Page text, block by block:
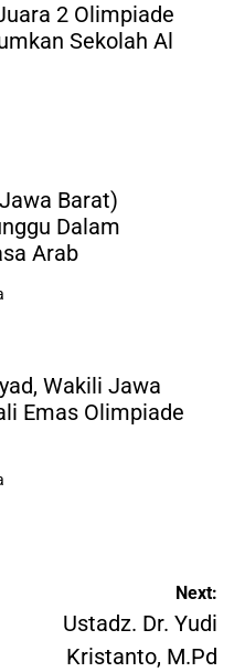
2 Olimpiade
Sekolah Al
Barat)
Dalam
Arab
Wakili Jawa
Emas Olimpiade
Next:
Ustadz. Dr. Yudi
Kristanto, M.Pd